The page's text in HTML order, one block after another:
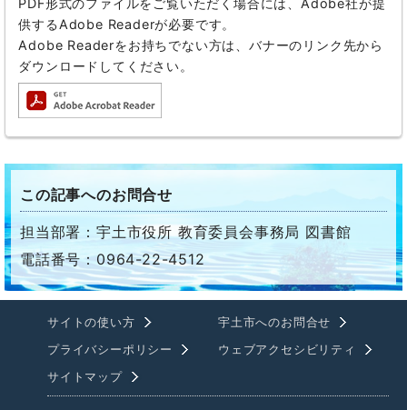
供するAdobe Readerが必要です。
Adobe Readerをお持ちでない方は、バナーのリンク先から
ダウンロードしてください。
この記事へのお問合せ
担当部署：宇土市役所 教育委員会事務局 図書館
電話番号：0964-22-4512
サイトの使い方
宇土市へのお問合せ
プライバシーポリシー
ウェブアクセシビリティ
サイトマップ